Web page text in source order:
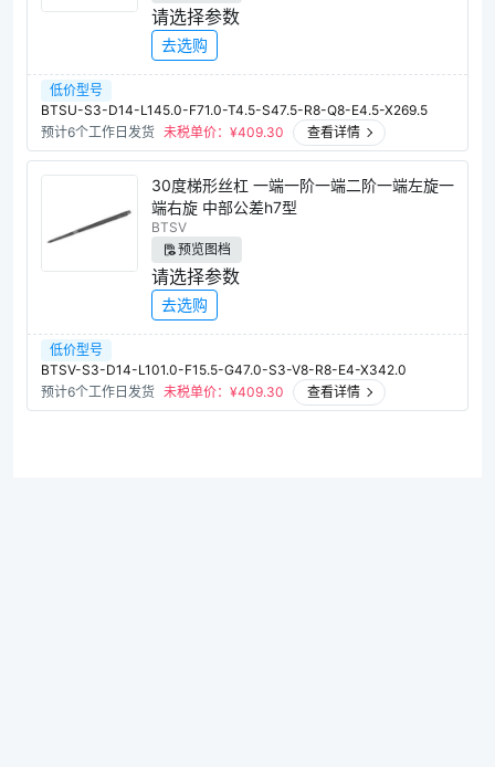
请选择参数
去选购
低价型号
BTSU-S3-D14-L145.0-F71.0-T4.5-S47.5-R8-Q8-E4.5-X269.5
预计6个工作日发货 未税单价：¥409.30 查看详情
30度梯形丝杠 一端一阶一端二阶一端左旋一
端右旋 中部公差h7型
BTSV
预览图档
请选择参数
去选购
低价型号
BTSV-S3-D14-L101.0-F15.5-G47.0-S3-V8-R8-E4-X342.0
预计6个工作日发货 未税单价：¥409.30 查看详情